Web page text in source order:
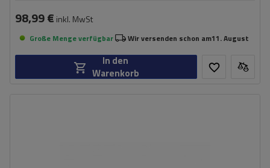
98,99 € inkl. MwSt
Große Menge verfügbar Wir versenden schon am11. August
In den
Warenkorb